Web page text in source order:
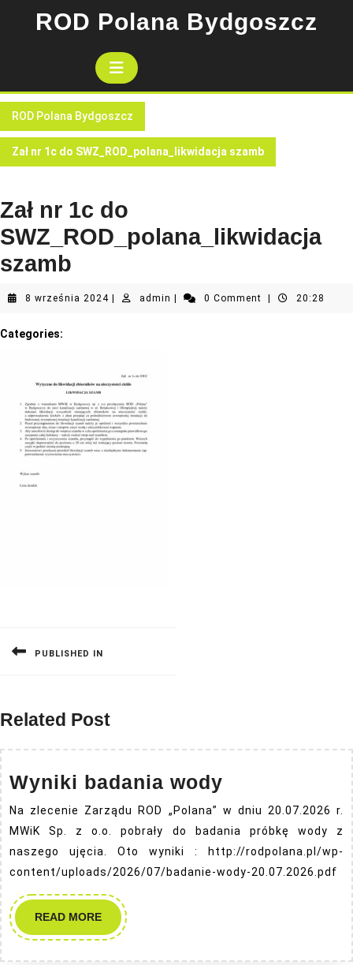
ROD Polana Bydgoszcz
Open
Button
ROD Polana Bydgoszcz
Zał nr 1c do SWZ_ROD_polana_likwidacja szamb
Zał nr 1c do
SWZ_ROD_polana_likwidacja
szamb
8 września 20248
admin admin 0 Comment 20:28
Categories:
PUBLISHED IN
Related Post
Wyniki badania wody
badania
wody
Na zlecenie Zarządu ROD „Polana” w dniu 20.07.2026 r.
MWiK Sp. z o.o. pobrały do badania próbkę wody z
naszego ujęcia. Oto wyniki : http://rodpolana.pl/wp-
content/uploads/2026/07/badanie-wody-20.07.2026.pdf
READ MOREREAD
MORE